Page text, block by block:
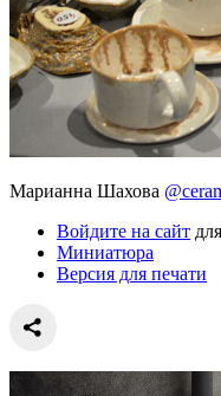
Марианна Шахова
Войдите на сайт
Миниатюра
Версия для печати